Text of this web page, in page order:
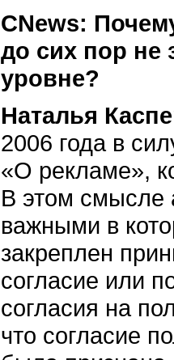
CNews:
до сих пор не
уровне?
Наталья
2006 года в
«О рекламе»,
В этом смысле
важными в
закреплен
согласие или
согласия на
что согласие